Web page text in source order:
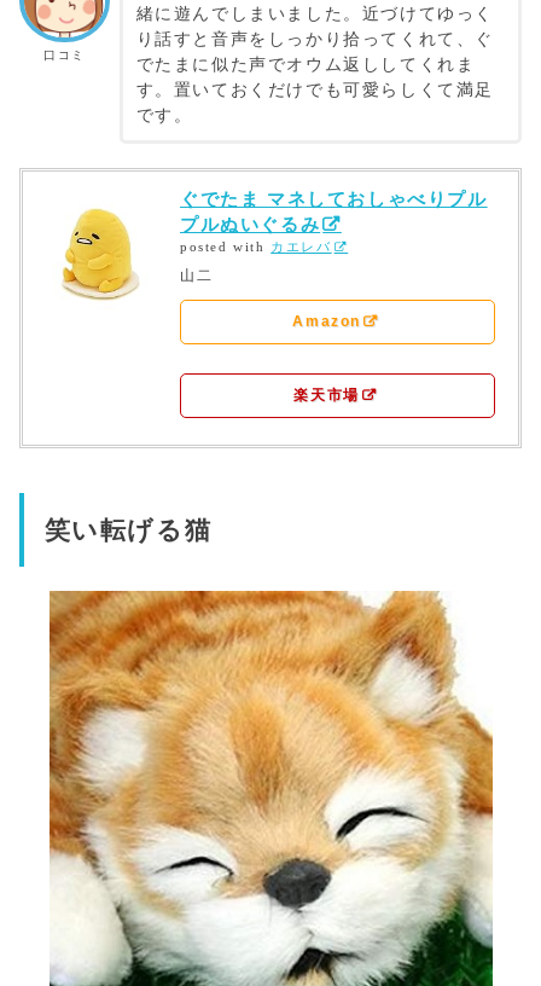
口コミ
緒に遊んでしまいました。近づけてゆっく
り話すと音声をしっかり拾ってくれて、ぐ
でたまに似た声でオウム返ししてくれま
す。置いておくだけでも可愛らしくて満足
です。
ぐでたま マネしておしゃべりプル
プルぬいぐるみ
posted with カエレバ
山二
Amazon
楽天市場
笑い転げる猫